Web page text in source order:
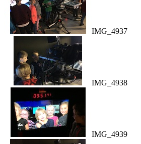
IMG_4937
IMG_4938
IMG_4939